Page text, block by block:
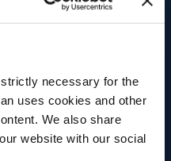
necessary for the
uses cookies and other
We also share
website with our social
Filiera